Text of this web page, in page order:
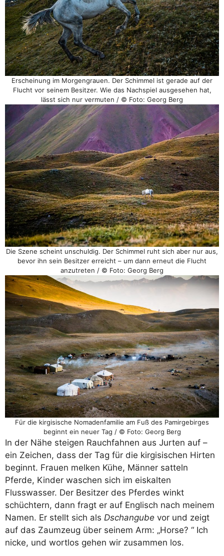
Erscheinung im Morgengrauen. Der Schimmel ist gerade auf der
Flucht vor seinem Besitzer. Wie das Nachspiel ausgesehen hat,
lässt sich nur vermuten / © Foto: Georg Berg
Die Szene scheint unschuldig. Der Schimmel ruht sich aber nur aus,
bevor ihn sein Besitzer erreicht – um dann erneut die Flucht
anzutreten / © Foto: Georg Berg
Für die kirgisische Nomadenfamilie am Fuß des Pamirgebirges
beginnt ein neuer Tag / © Foto: Georg Berg
In der Nähe steigen Rauchfahnen aus Jurten auf –
ein Zeichen, dass der Tag für die kirgisischen Hirten
beginnt. Frauen melken Kühe, Männer satteln
Pferde, Kinder waschen sich im eiskalten
Flusswasser. Der Besitzer des Pferdes winkt
schüchtern, dann fragt er auf Englisch nach meinem
Namen. Er stellt sich als Dschangube vor und zeigt
auf das Zaumzeug über seinem Arm: „Horse? “ Ich
nicke, und wortlos gehen wir zusammen los.